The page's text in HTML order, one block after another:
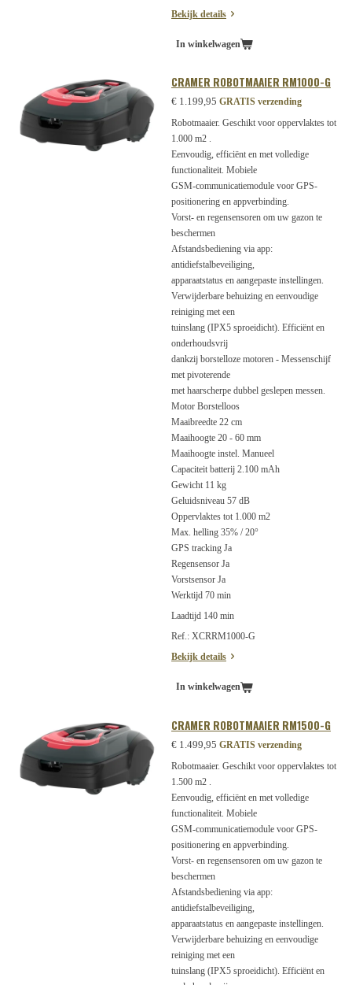
Bekijk details
In winkelwagen
CRAMER ROBOTMAAIER RM1000-G
€ 1.199,95 GRATIS verzending
Robotmaaier. Geschikt voor oppervlaktes tot
1.000 m2 .
Eenvoudig, efficiënt en met volledige
functionaliteit. Mobiele
GSM-communicatiemodule voor GPS-
positionering en appverbinding.
Vorst- en regensensoren om uw gazon te
beschermen
Afstandsbediening via app:
antidiefstalbeveiliging,
apparaatstatus en aangepaste instellingen.
Verwijderbare behuizing en eenvoudige
reiniging met een
tuinslang (IPX5 sproeidicht). Efficiënt en
onderhoudsvrij
dankzij borstelloze motoren - Messenschijf
met pivoterende
met haarscherpe dubbel geslepen messen.
Motor Borstelloos
Maaibreedte 22 cm
Maaihoogte 20 - 60 mm
Maaihoogte instel. Manueel
Capaciteit batterij 2.100 mAh
Gewicht 11 kg
Geluidsniveau 57 dB
Oppervlaktes tot 1.000 m2
Max. helling 35% / 20°
GPS tracking Ja
Regensensor Ja
Vorstsensor Ja
Werktijd 70 min
Laadtijd 140 min
Ref.: XCRRM1000-G
Bekijk details
In winkelwagen
CRAMER ROBOTMAAIER RM1500-G
€ 1.499,95 GRATIS verzending
Robotmaaier. Geschikt voor oppervlaktes tot
1.500 m2 .
Eenvoudig, efficiënt en met volledige
functionaliteit. Mobiele
GSM-communicatiemodule voor GPS-
positionering en appverbinding.
Vorst- en regensensoren om uw gazon te
beschermen
Afstandsbediening via app:
antidiefstalbeveiliging,
apparaatstatus en aangepaste instellingen.
Verwijderbare behuizing en eenvoudige
reiniging met een
tuinslang (IPX5 sproeidicht). Efficiënt en